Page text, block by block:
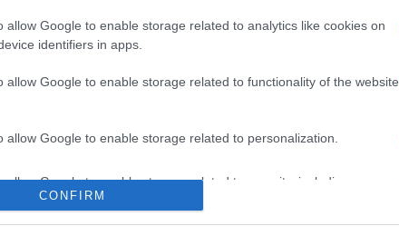
allow Google to enable storage related to analytics like cookies on
identifiers in apps.
allow Google to enable storage related to functionality of the website
allow Google to enable storage related to personalization.
allow Google to enable storage related to security, including
functionality and fraud prevention, and other user protection.
CONFIRM
#VILLANYSZÁMLA # HERE